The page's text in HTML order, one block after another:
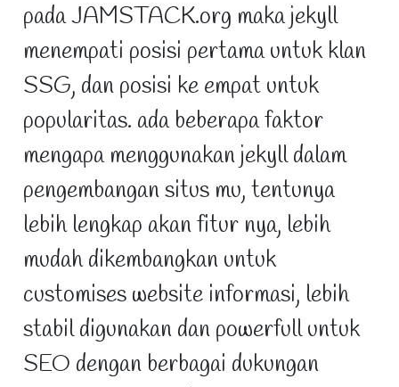
pada JAMSTACK.org maka jekyll
menempati posisi pertama untuk klan
SSG, dan posisi ke empat untuk
popularitas. ada beberapa faktor
mengapa menggunakan jekyll dalam
pengembangan situs mu, tentunya
lebih lengkap akan fitur nya, lebih
mudah dikembangkan untuk
customises website informasi, lebih
stabil digunakan dan powerfull untuk
SEO dengan berbagai dukungan